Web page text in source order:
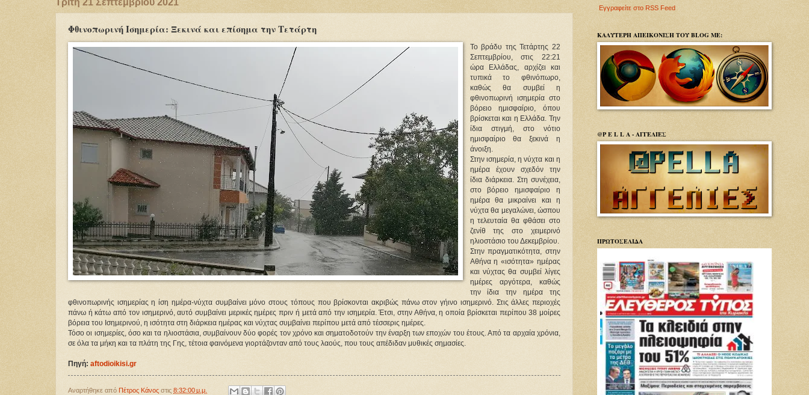
Τρίτη 21 Σεπτεμβρίου 2021
Φθινοπωρινή Ισημερία: Ξεκινά και επίσημα την Τετάρτη
Το βράδυ της Τετάρτης 22
Σεπτεμβρίου, στις 22:21
ώρα Ελλάδας, αρχίζει και
τυπικά το φθινόπωρο,
καθώς θα συμβεί η
φθινοπωρινή ισημερία στο
βόρειο ημισφαίριο, όπου
βρίσκεται και η Ελλάδα. Την
ίδια στιγμή, στο νότιο
ημισφαίριο θα ξεκινά η
άνοιξη.
Στην ισημερία, η νύχτα και η
ημέρα έχουν σχεδόν την
ίδια διάρκεια. Στη συνέχεια,
στο βόρειο ημισφαίριο η
ημέρα θα μικραίνει και η
νύχτα θα μεγαλώνει, ώσπου
η τελευταία θα φθάσει στο
ζενίθ της στο χειμερινό
ηλιοστάσιο του Δεκεμβρίου.
Στην πραγματικότητα, στην
Αθήνα η «ισότητα» ημέρας
και νύχτας θα συμβεί λίγες
ημέρες αργότερα, καθώς
την ίδια την ημέρα της
φθινοπωρινής ισημερίας η ίση ημέρα-νύχτα συμβαίνει μόνο στους τόπους που βρίσκονται ακριβώς πάνω στον γήινο ισημερινό. Στις άλλες περιοχές
πάνω ή κάτω από τον ισημερινό, αυτό συμβαίνει μερικές ημέρες πριν ή μετά από την ισημερία. Έτσι, στην Αθήνα, η οποία βρίσκεται περίπου 38 μοίρες
βόρεια του Ισημερινού, η ισότητα στη διάρκεια ημέρας και νύχτας συμβαίνει περίπου μετά από τέσσερις ημέρες.
Τόσο οι ισημερίες, όσο και τα ηλιοστάσια, συμβαίνουν δύο φορές τον χρόνο και σηματοδοτούν την έναρξη των εποχών του έτους. Από τα αρχαία χρόνια,
σε όλα τα μήκη και τα πλάτη της Γης, τέτοια φαινόμενα γιορτάζονταν από τους λαούς, που τους απέδιδαν μυθικές σημασίες.
Πηγή: aftodioikisi.gr
Αναρτήθηκε από Πέτρος Κάνος στις 8:32:00 μ.μ.
Εγγραφείτε στο RSS Feed
ΚΑΛΥΤΕΡΗ ΑΠΕΙΚΟΝΙΣΗ ΤΟΥ BLOG ΜΕ:
@P E L L A - ΑΓΓΕΛΙΕΣ
ΠΡΩΤΟΣΕΛΙΔΑ